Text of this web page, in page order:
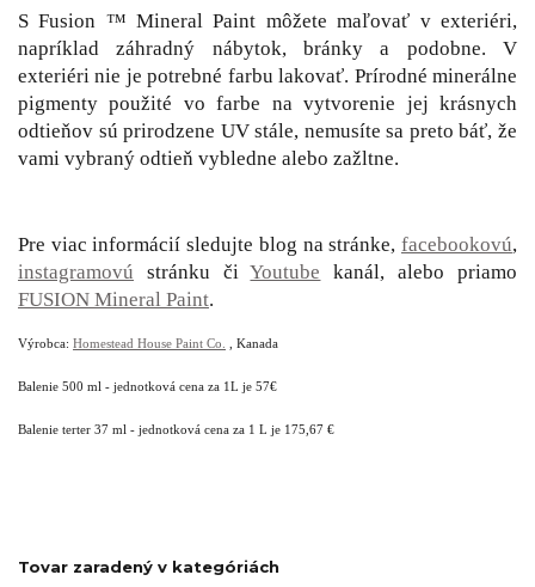
S Fusion ™ Mineral Paint môžete maľovať v exteriéri,
napríklad záhradný nábytok, bránky a podobne. V
exteriéri nie je potrebné farbu lakovať. Prírodné minerálne
pigmenty použité vo farbe na vytvorenie jej krásnych
odtieňov sú prirodzene UV stále, nemusíte sa preto báť, že
vami vybraný odtieň vybledne alebo zažltne.
Pre viac informácií sledujte blog na stránke, facebookovú,
instagramovú stránku čiYoutube kanál, alebo priamo
FUSION Mineral Paint.
Výrobca: Homestead House Paint Co. , Kanada
Balenie 500 ml - jednotková cena za 1L je 57€
Balenie terter 37 ml - jednotková cena za 1 L je 175,67 €
Tovar zaradený v kategóriách